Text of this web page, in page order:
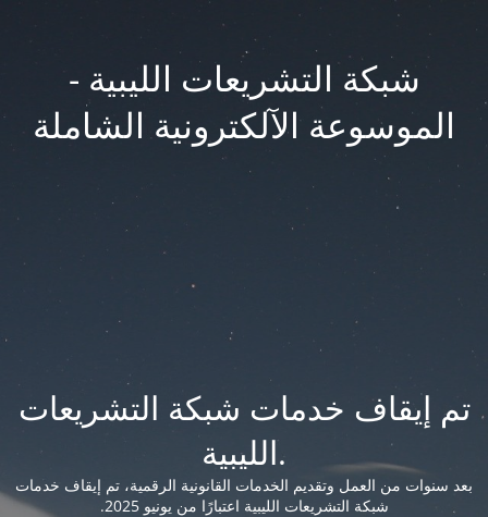
شبكة التشريعات الليبية -
الموسوعة الآلكترونية الشاملة
تم إيقاف خدمات شبكة التشريعات
الليبية.
بعد سنوات من العمل وتقديم الخدمات القانونية الرقمية، تم إيقاف خدمات
شبكة التشريعات الليبية اعتبارًا من يونيو 2025.